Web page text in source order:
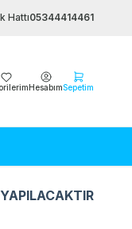
Hattı05344414461
HesabımSepetim